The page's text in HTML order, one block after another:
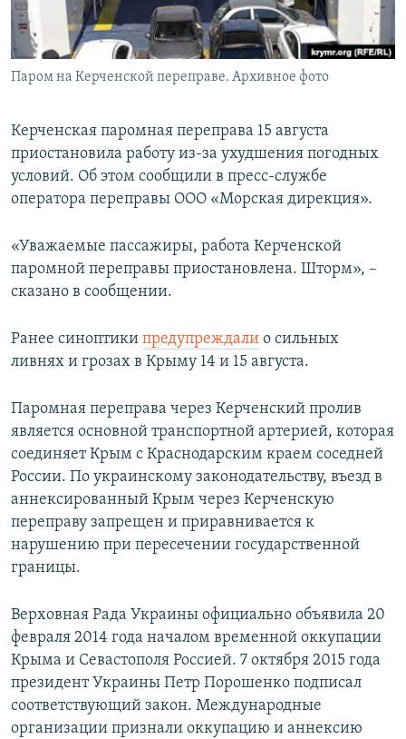
ПОБЕДИТЕЛЕЙ НЕ СУДЯТ?
КРЫМ.НЕПОКОРЕННЫЙ
ELIFBE
ПРИСОЕДИНЯЙТЕСЬ!
Все сайты RFE/RL
Паром на Керченской переправе. Архивное фото
Керченская паромная переправа 15 августа
приостановила работу из-за ухудшения погодных
условий. Об этом сообщили в пресс-службе
оператора переправы ООО «Морская дирекция».
«Уважаемые пассажиры, работа Керченской
паромной переправы приостановлена. Шторм», –
сказано в сообщении.
Ранее синоптики предупреждали о сильных
ливнях и грозах в Крыму 14 и 15 августа.
Паромная переправа через Керченский пролив
является основной транспортной артерией, которая
соединяет Крым с Краснодарским краем соседней
России. По украинскому законодательству, въезд в
аннексированный Крым через Керченскую
переправу запрещен и приравнивается к
нарушению при пересечении государственной
границы.
Верховная Рада Украины официально объявила 20
февраля 2014 года началом временной оккупации
Крыма и Севастополя Россией. 7 октября 2015 года
президент Украины Петр Порошенко подписал
соответствующий закон. Международные
организации признали оккупацию и аннексию